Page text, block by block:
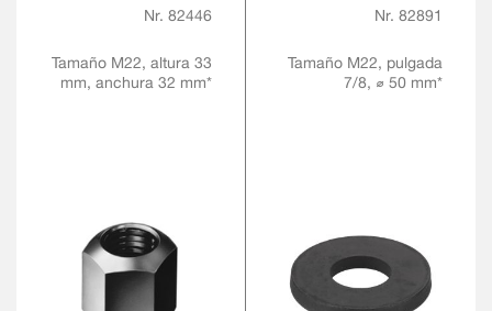
ALTO)
Nr. 82446
Tamaño M22, altura 33
mm, anchura 32 mm*
Nr. 82891
Tamaño M22, pulgada
7/8, ⌀ 50 mm*